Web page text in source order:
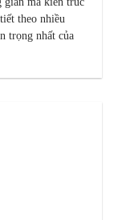
theo nhiều
trọng nhất của